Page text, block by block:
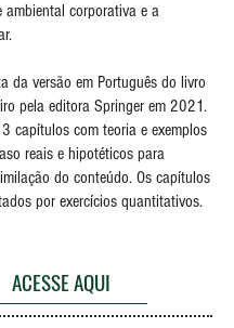
ambiental corporativa e a
da versão em Português do livro
pela editora Springer em 2021.
capítulos com teoria e exemplos
reais e hipotéticos para
do conteúdo. Os capítulos
por exercícios quantitativos.
ACESSE AQUI